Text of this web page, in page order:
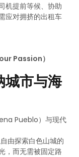
机提前等候、协助
应对拥挤的出租车
Passion）
城市与海
Pueblo）与现代
自由探索白色山城的
，而无需被固定路